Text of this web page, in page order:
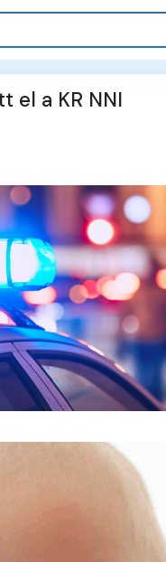
el a KR NNI